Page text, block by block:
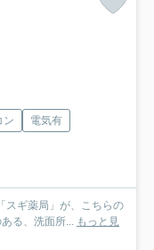
ン
電気有
スギ薬局」が、こちらの
る、洗面所... もっと見